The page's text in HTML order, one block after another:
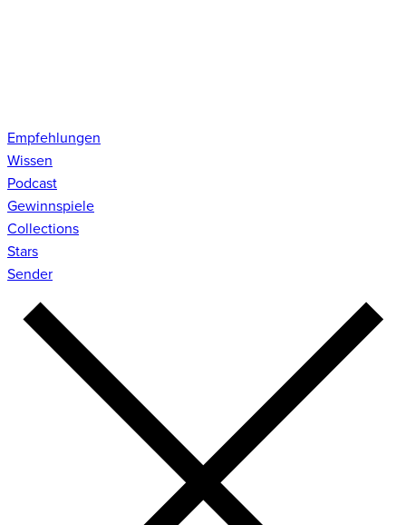
Empfehlungen
Wissen
Podcast
Gewinnspiele
Collections
Stars
Sender